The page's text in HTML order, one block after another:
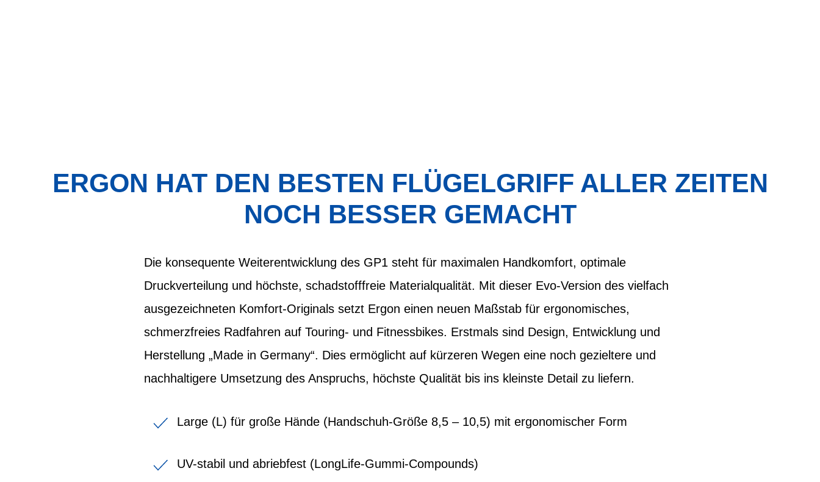
ERGON HAT DEN BESTEN FLÜGELGRIFF ALLER ZEITEN
NOCH BESSER GEMACHT
Die konsequente Weiterentwicklung des GP1 steht für maximalen Handkomfort, optimale
Druckverteilung und höchste, schadstofffreie Materialqualität. Mit dieser Evo-Version des vielfach
ausgezeichneten Komfort-Originals setzt Ergon einen neuen Maßstab für ergonomisches,
schmerzfreies Radfahren auf Touring- und Fitnessbikes. Erstmals sind Design, Entwicklung und
Herstellung „Made in Germany“. Dies ermöglicht auf kürzeren Wegen eine noch gezieltere und
nachhaltigere Umsetzung des Anspruchs, höchste Qualität bis ins kleinste Detail zu liefern.
Large (L) für große Hände (Handschuh-Größe 8,5 – 10,5) mit ergonomischer Form
UV-stabil und abriebfest (LongLife-Gummi-Compounds)